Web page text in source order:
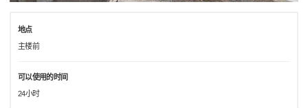
地点
主楼前
可以使用的时间
24小时